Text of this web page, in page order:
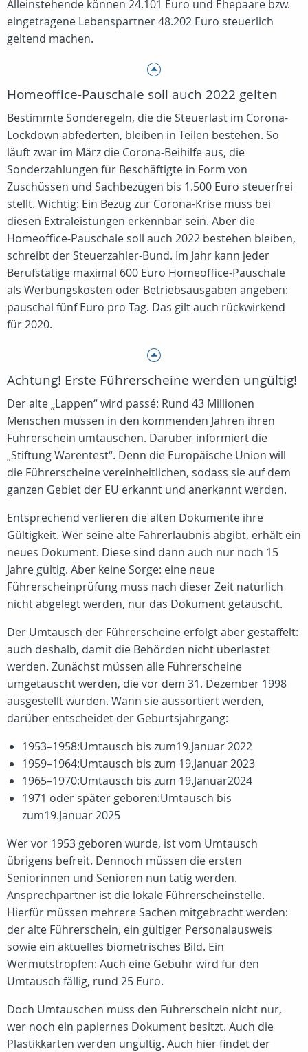
Alleinstehende können 24.101 Euro und Ehepaare bzw.
eingetragene Lebenspartner 48.202 Euro steuerlich
geltend machen.
Homeoffice-Pauschale soll auch 2022 gelten
Bestimmte Sonderegeln, die die Steuerlast im Corona-
Lockdown abfederten, bleiben in Teilen bestehen. So
läuft zwar im März die Corona-Beihilfe aus, die
Sonderzahlungen für Beschäftigte in Form von
Zuschüssen und Sachbezügen bis 1.500 Euro steuerfrei
stellt. Wichtig: Ein Bezug zur Corona-Krise muss bei
diesen Extraleistungen erkennbar sein. Aber die
Homeoffice-Pauschale soll auch 2022 bestehen bleiben,
schreibt der Steuerzahler-Bund. Im Jahr kann jeder
Berufstätige maximal 600 Euro Homeoffice-Pauschale
als Werbungskosten oder Betriebsausgaben angeben:
pauschal fünf Euro pro Tag. Das gilt auch rückwirkend
für 2020.
Achtung! Erste Führerscheine werden ungültig!
Der alte „Lappen“ wird passé: Rund 43 Millionen
Menschen müssen in den kommenden Jahren ihren
Führerschein umtauschen. Darüber informiert die
„Stiftung Warentest“. Denn die Europäische Union will
die Führerscheine vereinheitlichen, sodass sie auf dem
ganzen Gebiet der EU erkannt und anerkannt werden.
Entsprechend verlieren die alten Dokumente ihre
Gültigkeit. Wer seine alte Fahrerlaubnis abgibt, erhält ein
neues Dokument. Diese sind dann auch nur noch 15
Jahre gültig. Aber keine Sorge: eine neue
Führerscheinprüfung muss nach dieser Zeit natürlich
nicht abgelegt werden, nur das Dokument getauscht.
Der Umtausch der Führerscheine erfolgt aber gestaffelt:
auch deshalb, damit die Behörden nicht überlastet
werden. Zunächst müssen alle Führerscheine
umgetauscht werden, die vor dem 31. Dezember 1998
ausgestellt wurden. Wann sie aussortiert werden,
darüber entscheidet der Geburtsjahrgang:
1953–1958:Umtausch bis zum19.Januar 2022
1959–1964:Umtausch bis zum 19.Januar 2023
1965–1970:Umtausch bis zum 19.Januar2024
1971 oder später geboren:Umtausch bis
zum19.Januar 2025
Wer vor 1953 geboren wurde, ist vom Umtausch
übrigens befreit. Dennoch müssen die ersten
Seniorinnen und Senioren nun tätig werden.
Ansprechpartner ist die lokale Führerscheinstelle.
Hierfür müssen mehrere Sachen mitgebracht werden:
der alte Führerschein, ein gültiger Personalausweis
sowie ein aktuelles biometrisches Bild. Ein
Wermutstropfen: Auch eine Gebühr wird für den
Umtausch fällig, rund 25 Euro.
Doch Umtauschen muss den Führerschein nicht nur,
wer noch ein papiernes Dokument besitzt. Auch die
Plastikkarten werden ungültig. Auch hier findet der